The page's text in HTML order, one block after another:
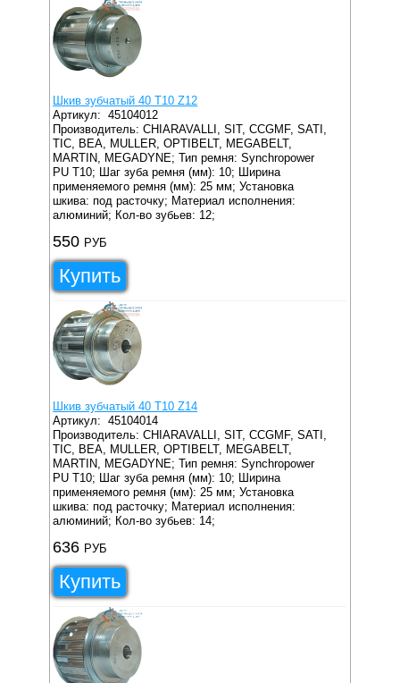
Шкив зубчатый 40 T10 Z12
Артикул:45104012
Производитель: CHIARAVALLI, SIT, CCGMF, SATI,
TIC, BEA, MULLER, OPTIBELT, MEGABELT,
MARTIN, MEGADYNE; Тип ремня: Synchropower
PU T10; Шаг зуба ремня (мм): 10; Ширина
применяемого ремня (мм): 25 мм; Установка
шкива: под расточку; Материал исполнения:
алюминий; Кол-во зубьев: 12;
550 РУБ
Купить
Шкив зубчатый 40 T10 Z14
Артикул:45104014
Производитель: CHIARAVALLI, SIT, CCGMF, SATI,
TIC, BEA, MULLER, OPTIBELT, MEGABELT,
MARTIN, MEGADYNE; Тип ремня: Synchropower
PU T10; Шаг зуба ремня (мм): 10; Ширина
применяемого ремня (мм): 25 мм; Установка
шкива: под расточку; Материал исполнения:
алюминий; Кол-во зубьев: 14;
636 РУБ
Купить